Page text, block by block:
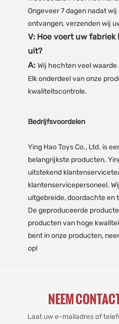
Ongeveer 7 dagen nadat
ontvangen, verzenden wij
V: Hoe voert uw
uit?
A: Wij hechten veel
Elk onderdeel van onze
kwaliteitscontrole.
Bedrijfsvoordelen
Ying Hao Toys Co., Ltd. is
belangrijkste producten.
uitstekend
klantenservicepersoneel.
uitgebreide, doordachte en
De geproduceerde
producten van hoge
bent in onze producten,
op!
NEEM
Laat uw e-mailadres of